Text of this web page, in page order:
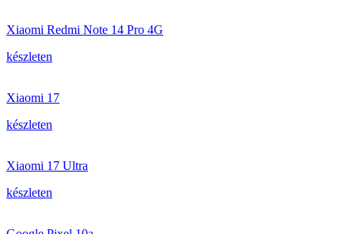
Xiaomi Redmi Note 14 Pro 4G
készleten
Xiaomi 17
készleten
Xiaomi 17 Ultra
készleten